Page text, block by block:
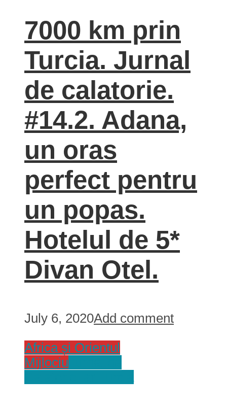
7000 km prin
Turcia. Jurnal
de calatorie.
#14.2. Adana,
un oras
perfect pentru
un popas.
Hotelul de 5*
Divan Otel.
July 6, 2020Add comment
Africa și Orientul
Mijlociu